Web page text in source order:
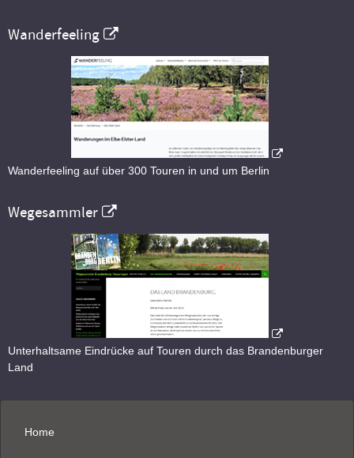
Wanderfeeling
Wanderfeeling auf über 300 Touren in und um Berlin
Wegesammler
Unterhaltsame Eindrücke auf Touren durch das Brandenburger
Land
Home